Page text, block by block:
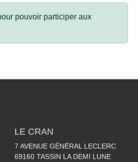
pouvoir participer aux
LE CRAN
7 AVENUE GÉNÉRAL LECLERC
69160 TASSIN LA DEMI LUNE